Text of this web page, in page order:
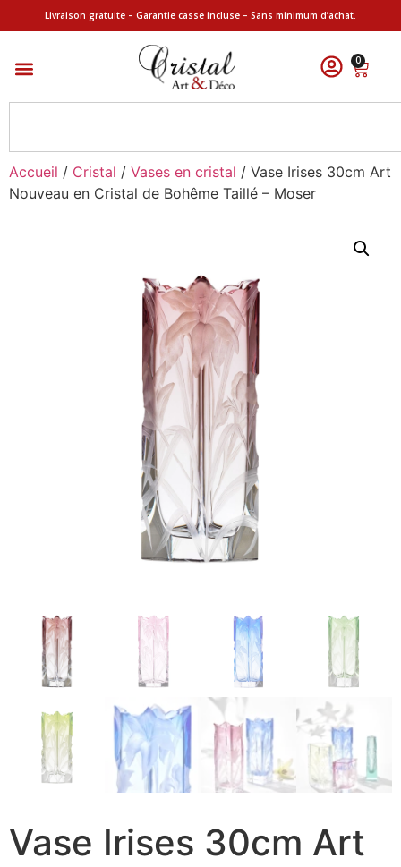
Livraison gratuite – Garantie casse incluse – Sans minimum d’achat.
0
Accueil / Cristal / Vases en cristal / Vase Irises 30cm Art
Nouveau en Cristal de Bohême Taillé – Moser
Vase Irises 30cm Art